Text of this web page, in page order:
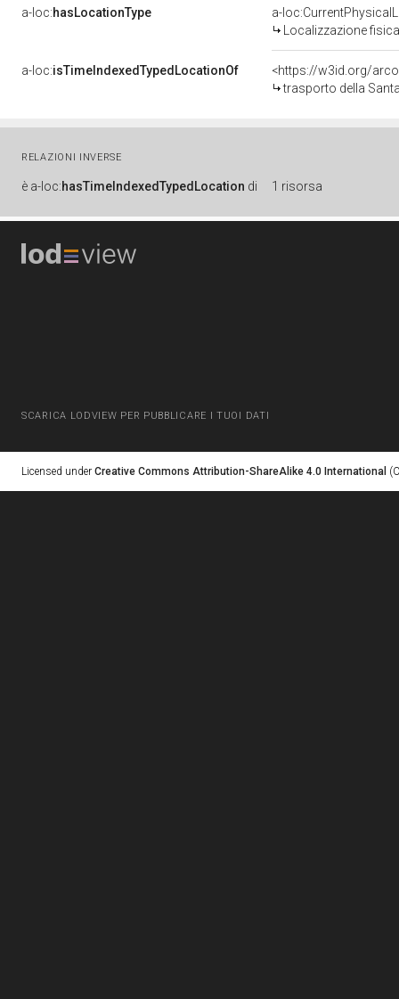
a-loc:hasLocationType
a-
Localizzazione
a-loc:isTimeIndexedTypedLocationOf
<https://w3id.org/
trasporto della
RELAZIONI INVERSE
è a-loc:hasTimeIndexedTypedLocation di 1 risorsa
SCARICA LODVIEW PER PUBBLICARE I TUOI DATI
Licensed under Creative Commons Attribution-ShareAlike 4.0 International